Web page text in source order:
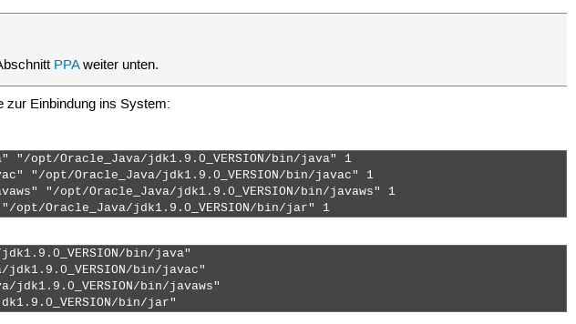
PPAweiter unten.
zur Einbindung ins System:
Oracle_Java/jdk1.9.0_VERSION/bin/java" 1
opt/Oracle_Java/jdk1.9.0_VERSION/bin/javac" 1
"/opt/Oracle_Java/jdk1.9.0_VERSION/bin/javaws" 1
Oracle_Java/jdk1.9.0_VERSION/bin/jar" 1
bin/java"
bin/javac"
bin/javaws"
bin/jar"